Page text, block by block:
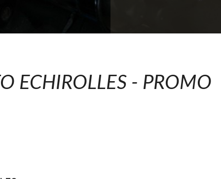
ECHIROLLES - PROMO